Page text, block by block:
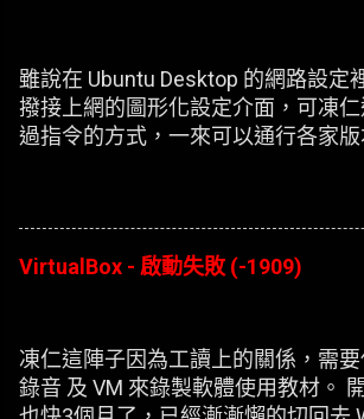
雖說在 Ubuntu Desktop 的網路設定
撥接上網的圖形化設定介面，可凍
過指令的方式，一來可以通行各家
VirtualBox - 啟動失敗 (-1909)
凍仁這陣子因為工讀上的關係，需要
錄音 及 VM 來錄製軟體使用教材。